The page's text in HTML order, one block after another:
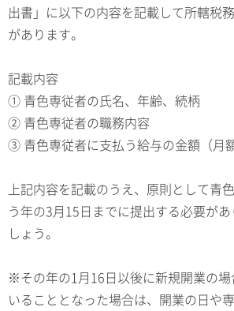
出書」に以下の内容を記載して所轄税
があります。
記載内容
① 青色専従者の氏名、年齢、続柄
② 青色専従者の職務内容
③ 青色専従者に支払う給与の金額（月額
上記内容を記載のうえ、原則として青
う年の3月15日までに提出する必要が
しょう。
※その年の1月16日以後に新規開業の
いることとなった場合は、開業の日や